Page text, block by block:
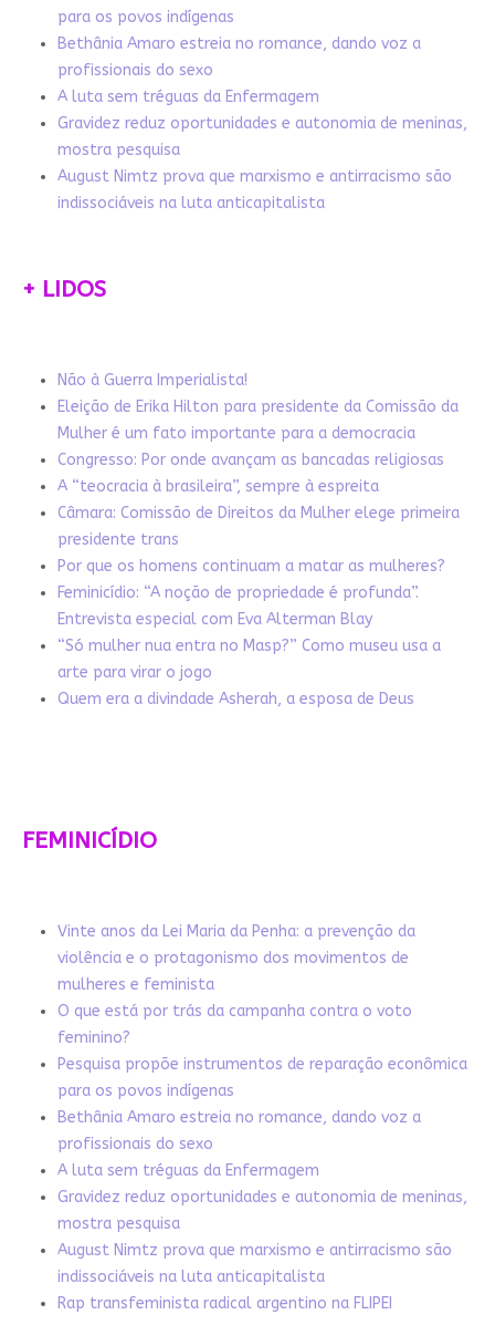
para os povos indígenas
Bethânia Amaro estreia no romance, dando voz a
profissionais do sexo
A luta sem tréguas da Enfermagem
Gravidez reduz oportunidades e autonomia de meninas,
mostra pesquisa
August Nimtz prova que marxismo e antirracismo são
indissociáveis na luta anticapitalista
+ LIDOS
Não à Guerra Imperialista!
Eleição de Erika Hilton para presidente da Comissão da
Mulher é um fato importante para a democracia
Congresso: Por onde avançam as bancadas religiosas
A “teocracia à brasileira”, sempre à espreita
Câmara: Comissão de Direitos da Mulher elege primeira
presidente trans
Por que os homens continuam a matar as mulheres?
Feminicídio: “A noção de propriedade é profunda”.
Entrevista especial com Eva Alterman Blay
“Só mulher nua entra no Masp?” Como museu usa a
arte para virar o jogo
Quem era a divindade Asherah, a esposa de Deus
FEMINICÍDIO
Vinte anos da Lei Maria da Penha: a prevenção da
violência e o protagonismo dos movimentos de
mulheres e feminista
O que está por trás da campanha contra o voto
feminino?
Pesquisa propõe instrumentos de reparação econômica
para os povos indígenas
Bethânia Amaro estreia no romance, dando voz a
profissionais do sexo
A luta sem tréguas da Enfermagem
Gravidez reduz oportunidades e autonomia de meninas,
mostra pesquisa
August Nimtz prova que marxismo e antirracismo são
indissociáveis na luta anticapitalista
Rap transfeminista radical argentino na FLIPEI